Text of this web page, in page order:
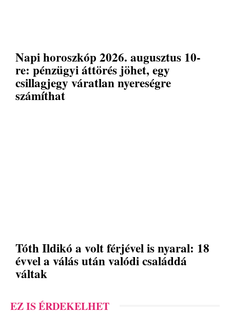
Napi horoszkóp 2026. augusztus 10-
re: pénzügyi áttörés jöhet, egy
csillagjegy váratlan nyereségre
számíthat
Tóth Ildikó a volt férjével is nyaral: 18
évvel a válás után valódi családdá
váltak
EZ IS ÉRDEKELHET